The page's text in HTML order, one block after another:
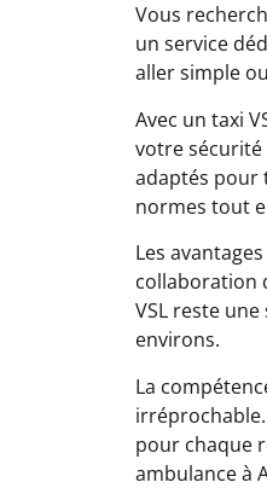
Vous
un service
aller simple
Avec un taxi
votre
adaptés pour
normes tout
Les
collaboration
VSL reste
environs.
La
pour chaque
ambulance à